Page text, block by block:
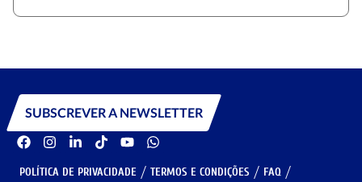
SUBSCREVER A NEWSLETTER
POLÍTICA DE PRIVACIDADE TERMOS E CONDIÇÕES FAQ